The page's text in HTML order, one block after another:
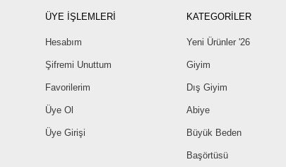
ÜYE İŞLEMLERİ
Hesabım
Şifremi Unuttum
Favorilerim
Üye Ol
Üye Girişi
KATEGORİLER
Yeni Ürünler '26
Giyim
Dış Giyim
Abiye
Büyük Beden
Başörtüsü